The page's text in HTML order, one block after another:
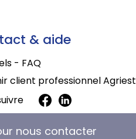
& aide
- FAQ
client professionnel Agriest
nous contacter